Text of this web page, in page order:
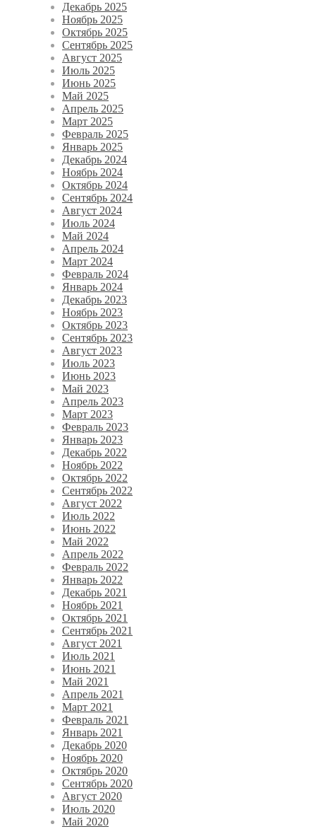
Декабрь 2025
Ноябрь 2025
Октябрь 2025
Сентябрь 2025
Август 2025
Июль 2025
Июнь 2025
Май 2025
Апрель 2025
Март 2025
Февраль 2025
Январь 2025
Декабрь 2024
Ноябрь 2024
Октябрь 2024
Сентябрь 2024
Август 2024
Июль 2024
Май 2024
Апрель 2024
Март 2024
Февраль 2024
Январь 2024
Декабрь 2023
Ноябрь 2023
Октябрь 2023
Сентябрь 2023
Август 2023
Июль 2023
Июнь 2023
Май 2023
Апрель 2023
Март 2023
Февраль 2023
Январь 2023
Декабрь 2022
Ноябрь 2022
Октябрь 2022
Сентябрь 2022
Август 2022
Июль 2022
Июнь 2022
Май 2022
Апрель 2022
Февраль 2022
Январь 2022
Декабрь 2021
Ноябрь 2021
Октябрь 2021
Сентябрь 2021
Август 2021
Июль 2021
Июнь 2021
Май 2021
Апрель 2021
Март 2021
Февраль 2021
Январь 2021
Декабрь 2020
Ноябрь 2020
Октябрь 2020
Сентябрь 2020
Август 2020
Июль 2020
Май 2020